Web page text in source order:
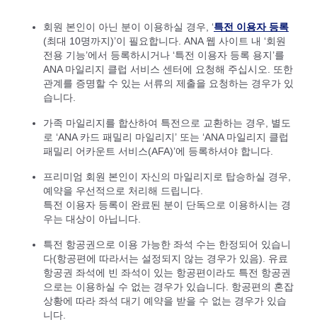
회원 본인이 아닌 분이 이용하실 경우, ‘특전 이용자 등록
(최대 10명까지)’이 필요합니다. ANA 웹 사이트 내 ‘회원
전용 기능’에서 등록하시거나 ‘특전 이용자 등록 용지’를
ANA 마일리지 클럽 서비스 센터에 요청해 주십시오. 또한
관계를 증명할 수 있는 서류의 제출을 요청하는 경우가 있
습니다.
가족 마일리지를 합산하여 특전으로 교환하는 경우, 별도
로 ‘ANA 카드 패밀리 마일리지’ 또는 ‘ANA 마일리지 클럽
패밀리 어카운트 서비스(AFA)’에 등록하셔야 합니다.
프리미엄 회원 본인이 자신의 마일리지로 탑승하실 경우,
예약을 우선적으로 처리해 드립니다.
특전 이용자 등록이 완료된 분이 단독으로 이용하시는 경
우는 대상이 아닙니다.
특전 항공권으로 이용 가능한 좌석 수는 한정되어 있습니
다(항공편에 따라서는 설정되지 않는 경우가 있음). 유료
항공권 좌석에 빈 좌석이 있는 항공편이라도 특전 항공권
으로는 이용하실 수 없는 경우가 있습니다. 항공편의 혼잡
상황에 따라 좌석 대기 예약을 받을 수 없는 경우가 있습
니다.